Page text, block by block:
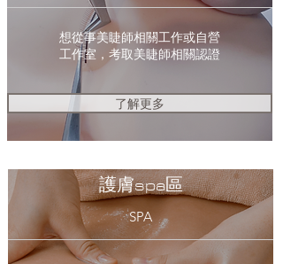
想從事美睫師相關工作或自營
工作室，考取美睫師相關認證
了解更多
護膚spa區
SPA